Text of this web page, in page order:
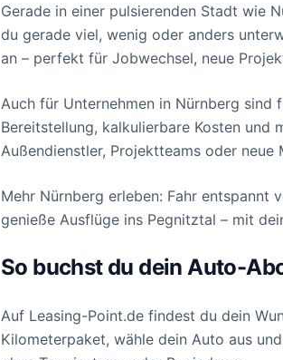
Gerade in einer pulsierenden Stadt wie
du gerade viel, wenig oder anders
an – perfekt für Jobwechsel, neue
Auch für Unternehmen in Nürnberg
Bereitstellung, kalkulierbare Kosten und
Außendienstler, Projektteams oder neue
Mehr Nürnberg erleben: Fahr entspannt
genieße Ausflüge ins Pegnitztal – mit
So buchst du dein Auto-
Auf Leasing-Point.de findest du dein
Kilometerpaket, wähle dein Auto aus